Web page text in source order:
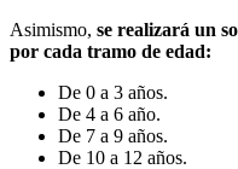
Asimismo, se realizará un
por cada tramo de edad:
De 0 a 3 años.
De 4 a 6 año.
De 7 a 9 años.
De 10 a 12 años.